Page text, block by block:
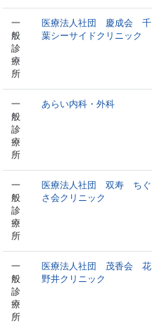
一
般
診
療
所
医療法人社団 慶成会 千
葉シーサイドクリニック
一
般
診
療
所
あらい内科・外科
一
般
診
療
所
医療法人社団 双寿 ちぐ
さ会クリニック
一
般
診
療
所
医療法人社団 茂香会 花
野井クリニック